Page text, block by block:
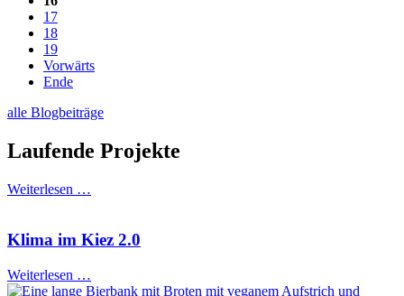
17
18
19
Vorwärts
Ende
alle Blogbeiträge
Laufende Projekte
Weiterlesen …
Klima im Kiez 2.0
Weiterlesen …